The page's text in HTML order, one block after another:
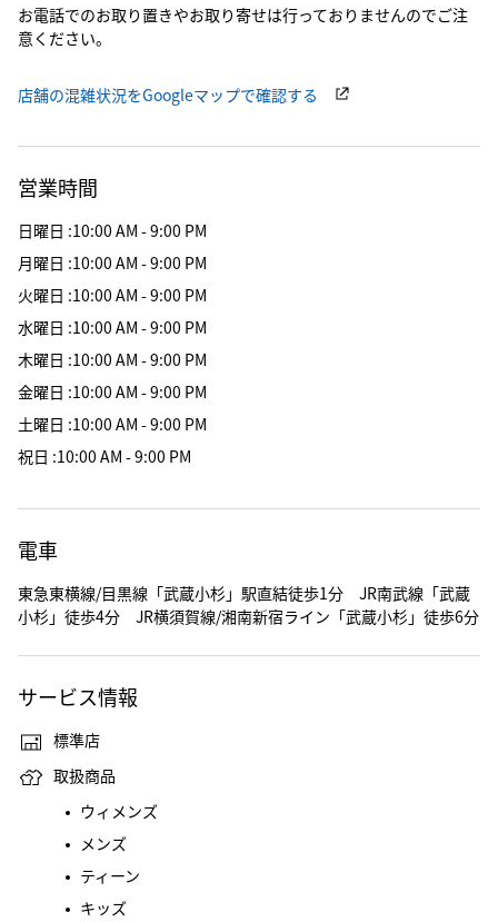
お電話でのお取り置きやお取り寄せは行っておりませんのでご注
意ください。
店舗の混雑状況をGoogleマップで確認する
営業時間
日曜日 :10:00 AM - 9:00 PM
月曜日 :10:00 AM - 9:00 PM
火曜日 :10:00 AM - 9:00 PM
水曜日 :10:00 AM - 9:00 PM
木曜日 :10:00 AM - 9:00 PM
金曜日 :10:00 AM - 9:00 PM
土曜日 :10:00 AM - 9:00 PM
祝日 :10:00 AM - 9:00 PM
電車
東急東横線/目黒線「武蔵小杉」駅直結徒歩1分 JR南武線「武蔵
小杉」徒歩4分 JR横須賀線/湘南新宿ライン「武蔵小杉」徒歩6分
サービス情報
標準店
取扱商品
ウィメンズ
メンズ
ティーン
キッズ